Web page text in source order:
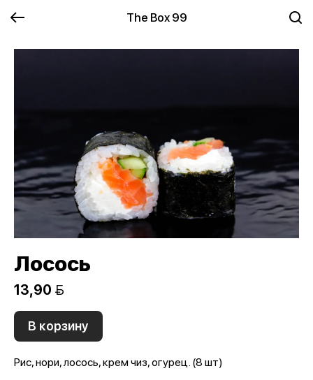
The Box 99
Лосось
13,90 
В корзину
Рис, нори, лосось, крем чиз, огурец. (8 шт)